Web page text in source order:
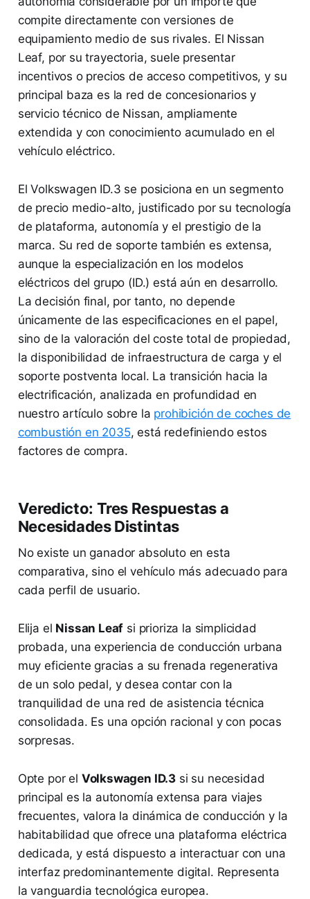
compite directamente con versiones de
equipamiento medio de sus rivales. El Nissan
Leaf, por su trayectoria, suele presentar
incentivos o precios de acceso competitivos, y su
principal baza es la red de concesionarios y
servicio técnico de Nissan, ampliamente
extendida y con conocimiento acumulado en el
vehículo eléctrico.
El Volkswagen ID.3 se posiciona en un segmento
de precio medio-alto, justificado por su tecnología
de plataforma, autonomía y el prestigio de la
marca. Su red de soporte también es extensa,
aunque la especialización en los modelos
eléctricos del grupo (ID.) está aún en desarrollo.
La decisión final, por tanto, no depende
únicamente de las especificaciones en el papel,
sino de la valoración del coste total de propiedad,
la disponibilidad de infraestructura de carga y el
soporte postventa local. La transición hacia la
electrificación, analizada en profundidad en
nuestro artículo sobre la prohibición de coches de
combustión en 2035, está redefiniendo estos
factores de compra.
Veredicto: Tres Respuestas a
Necesidades Distintas
No existe un ganador absoluto en esta
comparativa, sino el vehículo más adecuado para
cada perfil de usuario.
Elija el Nissan Leaf si prioriza la simplicidad
probada, una experiencia de conducción urbana
muy eficiente gracias a su frenada regenerativa
de un solo pedal, y desea contar con la
tranquilidad de una red de asistencia técnica
consolidada. Es una opción racional y con pocas
sorpresas.
Opte por el Volkswagen ID.3 si su necesidad
principal es la autonomía extensa para viajes
frecuentes, valora la dinámica de conducción y la
habitabilidad que ofrece una plataforma eléctrica
dedicada, y está dispuesto a interactuar con una
interfaz predominantemente digital. Representa
la vanguardia tecnológica europea.